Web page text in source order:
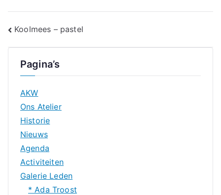
Bericht
navigatie
Koolmees – pastel
Pagina’s
AKW
Ons Atelier
Historie
Nieuws
Agenda
Activiteiten
Galerie Leden
* Ada Troost